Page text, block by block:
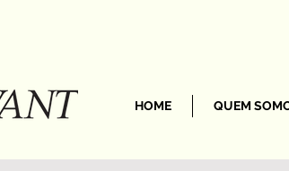
HOME QUEM